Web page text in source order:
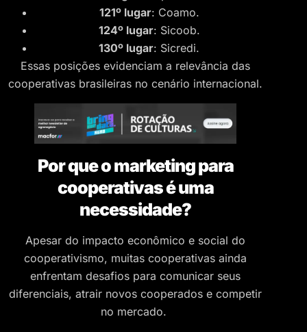
121º lugar: Coamo.
124º lugar: Sicoob.
130º lugar: Sicredi.
Essas posições evidenciam a relevância das
cooperativas brasileiras no cenário internacional.
Por que o marketing para
cooperativas é uma
necessidade?
Apesar do impacto econômico e social do
cooperativismo, muitas cooperativas ainda
enfrentam desafios para comunicar seus
diferenciais, atrair novos cooperados e competir
no mercado.